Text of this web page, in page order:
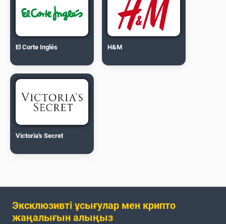
El Corte Inglés H&M
Victoria's Secret
Эксклюзивті ұсығулар мен крипто
жаңалығын алыңыз